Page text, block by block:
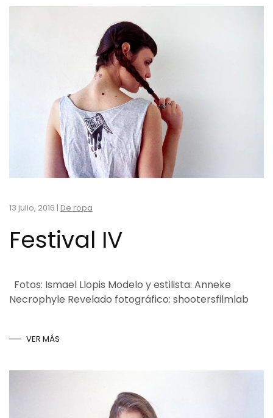
13 julio, 2016 | De ropa
Festival IV
Fotos: Ismael Llopis Modelo y estilista: Anneke
Necrophyle Revelado fotográfico: shootersfilmlab
VER MÁS